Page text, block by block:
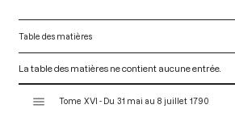
Table des matières
La table des matières ne contient aucune entrée.
Tome XVI - Du 31 mai au 8 juillet 1790